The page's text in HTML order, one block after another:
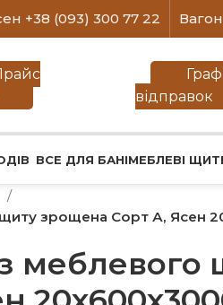
+38 (093) 300 77 22
відправок
ВСЕ ДЛЯ БАНІМЕБЛЕВІ
зрощена Сорт А, Ясен